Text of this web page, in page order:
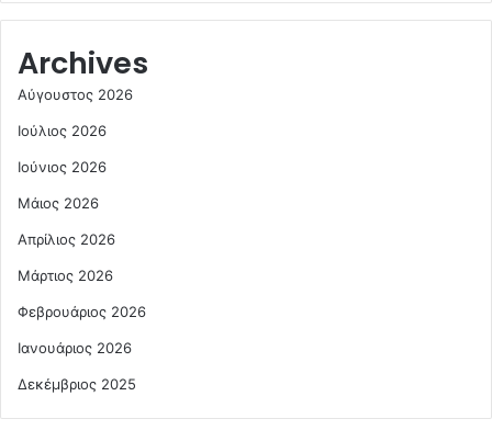
Archives
Αύγουστος 2026
Ιούλιος 2026
Ιούνιος 2026
Μάιος 2026
Απρίλιος 2026
Μάρτιος 2026
Φεβρουάριος 2026
Ιανουάριος 2026
Δεκέμβριος 2025